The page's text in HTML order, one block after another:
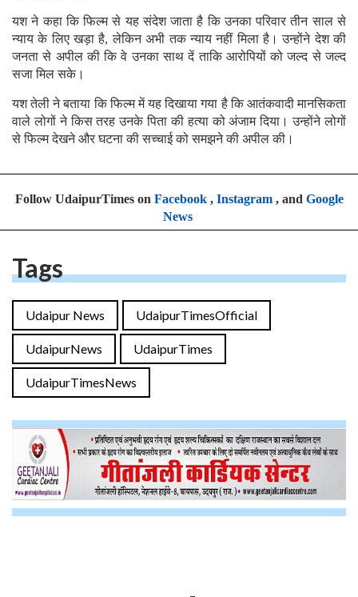
यश ने कहा कि फिल्म से यह संदेश जाता है कि उनका परिवार तीन साल से
न्याय के लिए खड़ा है, लेकिन अभी तक न्याय नहीं मिला है। उन्होंने देश की
जनता से अपील की कि वे उनका साथ दें ताकि आरोपियों को जल्द से जल्द
सजा मिल सके।
यश तेली ने बताया कि फिल्म में यह दिखाया गया है कि आतंकवादी मानसिकता
वाले लोगों ने किस तरह उनके पिता की हत्या को अंजाम दिया। उन्होंने लोगों
से फिल्म देखने और घटना की सच्चाई को समझने की अपील की।
Follow UdaipurTimes on Facebook, Instagram, and Google
News
Tags
Udaipur News UdaipurTimesOfficial
UdaipurNews UdaipurTimes
UdaipurTimesNews